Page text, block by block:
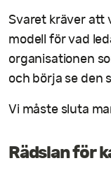
Svaret kräver att
modell för vad
organisationen
och börja se den
Vi måste sluta
Rädslan för